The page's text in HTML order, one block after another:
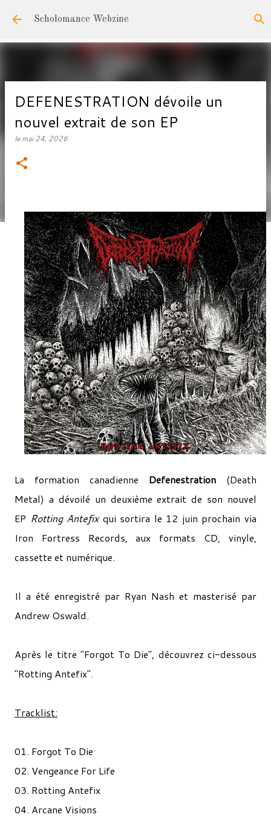
Accéder au contenu principal
Scholomance Webzine
DEFENESTRATION dévoile un
nouvel extrait de son EP
lemai 24, 2026
La formation canadienne Defenestration (Death
Metal) a dévoilé un deuxième extrait de son nouvel
EP Rotting Antefixqui sortira le 12 juin prochain via
Iron Fortress Records, aux formats CD, vinyle,
cassette et numérique.
Il a été enregistré par Ryan Nash et masterisé par
Andrew Oswald.
Après le titre "Forgot To Die", découvrez ci-dessous
"Rotting Antefix".
Tracklist:
01. Forgot To Die
02. Vengeance For Life
03. Rotting Antefix
04. Arcane Visions